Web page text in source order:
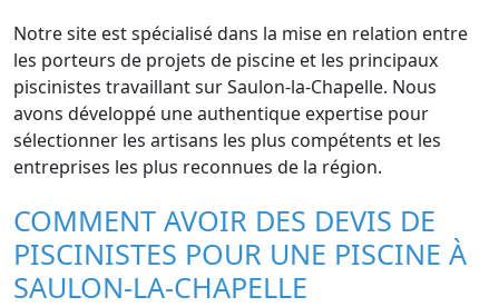
Notre site est spécialisé dans la mise en relation entre
les porteurs de projets de piscine et les principaux
piscinistes travaillant sur Saulon-la-Chapelle. Nous
avons développé une authentique expertise pour
sélectionner les artisans les plus compétents et les
entreprises les plus reconnues de la région.
COMMENT AVOIR DES DEVIS DE
PISCINISTES POUR UNE PISCINE À
SAULON-LA-CHAPELLE